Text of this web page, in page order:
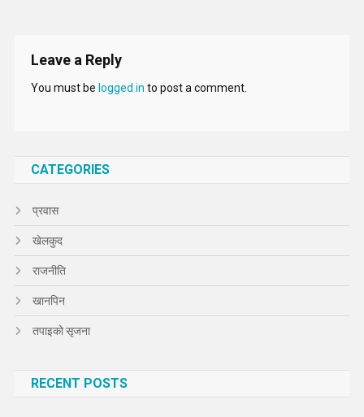
Leave a Reply
You must be logged in to post a comment.
CATEGORIES
प्रवास
खेलकुद
राजनीति
खानपिन
तपाइको सृजना
RECENT POSTS